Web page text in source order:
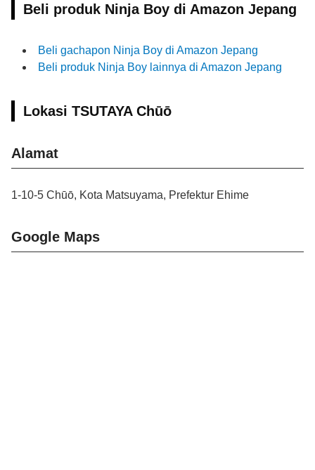
Beli produk Ninja Boy di Amazon Jepang
Beli gachapon Ninja Boy di Amazon Jepang
Beli produk Ninja Boy lainnya di Amazon Jepang
Lokasi TSUTAYA Chūō
Alamat
1-10-5 Chūō, Kota Matsuyama, Prefektur Ehime
Google Maps